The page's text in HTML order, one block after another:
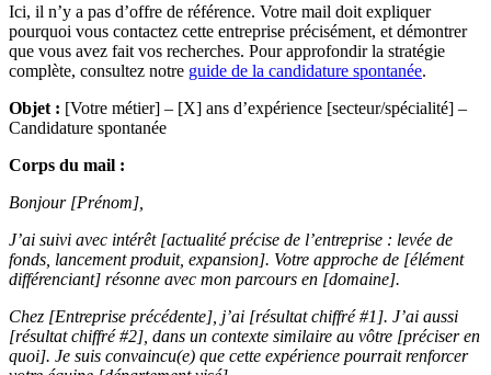
Ici, il n’y a pas d’offre de référence. Votre mail doit expliquer
pourquoi vous contactez cette entreprise précisément, et démontrer
que vous avez fait vos recherches. Pour approfondir la stratégie
complète, consultez notre guide de la candidature spontanée.
Objet : [Votre métier] – [X] ans d’expérience [secteur/spécialité] –
Candidature spontanée
Corps du mail :
Bonjour [Prénom],
J’ai suivi avec intérêt [actualité précise de l’entreprise : levée de
fonds, lancement produit, expansion]. Votre approche de [élément
différenciant] résonne avec mon parcours en [domaine].
Chez [Entreprise précédente], j’ai [résultat chiffré #1]. J’ai aussi
[résultat chiffré #2], dans un contexte similaire au vôtre [préciser en
quoi]. Je suis convaincu(e) que cette expérience pourrait renforcer